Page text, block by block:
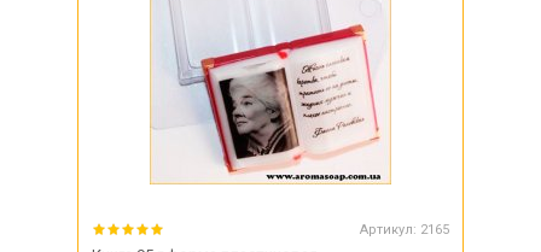
Артикул: 2165